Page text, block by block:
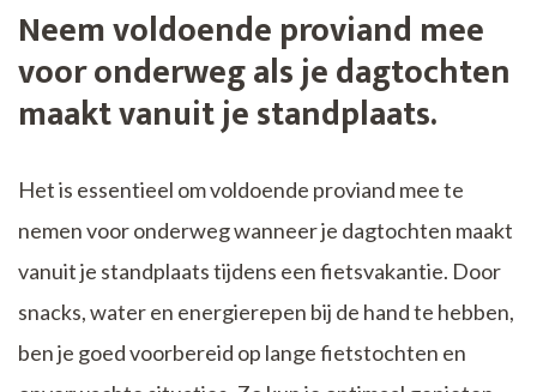
Neem voldoende proviand mee
voor onderweg als je dagtochten
maakt vanuit je standplaats.
Het is essentieel om voldoende proviand mee te
nemen voor onderweg wanneer je dagtochten maakt
vanuit je standplaats tijdens een fietsvakantie. Door
snacks, water en energierepen bij de hand te hebben,
ben je goed voorbereid op lange fietstochten en